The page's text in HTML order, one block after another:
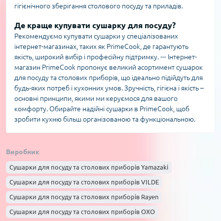
гігієнічного зберігання столового посуду та приладів.
Де краще купувати сушарку для посуду?
Рекомендуємо купувати сушарки у спеціалізованих
інтернет-магазинах, таких як PrimeCook, де гарантують
якість, широкий вибір і професійну підтримку. --- Інтернет-
магазин PrimeCook пропонує великий асортимент сушарок
для посуду та столових приборів, що ідеально підійдуть для
будь-яких потреб і кухонних умов. Зручність, гігієна і якість –
основні принципи, якими ми керуємося для вашого
комфорту. Обирайте надійні сушарки в PrimeCook, щоб
зробити кухню більш організованою та функціональною.
Виробник
Сушарки для посуду та столових приборів Yamazaki
Сушарки для посуду та столових приборів VILDE
Сушарки для посуду та столових приборів Rayen
Сушарки для посуду та столових приборів OXO